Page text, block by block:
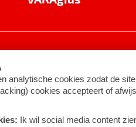
©2026BNNVARA